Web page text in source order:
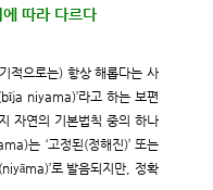
따라 다르다
적으로는) 항상 해롭다는 사
niyama)’라고 하는 보편
자연의 기본법칙 중의 하나
는 ‘고정된(정해진)’ 또는
āma)’로 발음되지만, 정확